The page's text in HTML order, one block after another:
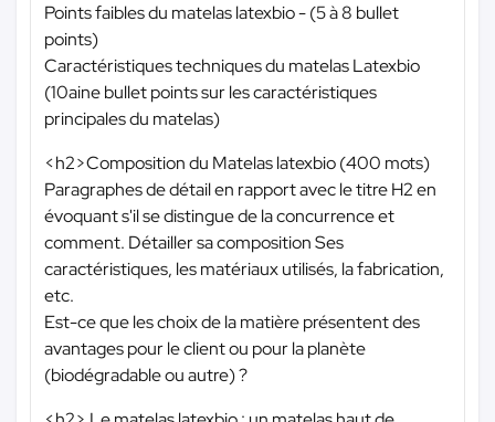
Points faibles du matelas latexbio - (5 à 8 bullet
points)
Caractéristiques techniques du matelas Latexbio
(10aine bullet points sur les caractéristiques
principales du matelas)
<h2>Composition du Matelas latexbio (400 mots)
Paragraphes de détail en rapport avec le titre H2 en
évoquant s'il se distingue de la concurrence et
comment. Détailler sa composition Ses
caractéristiques, les matériaux utilisés, la fabrication,
etc.
Est-ce que les choix de la matière présentent des
avantages pour le client ou pour la planète
(biodégradable ou autre) ?